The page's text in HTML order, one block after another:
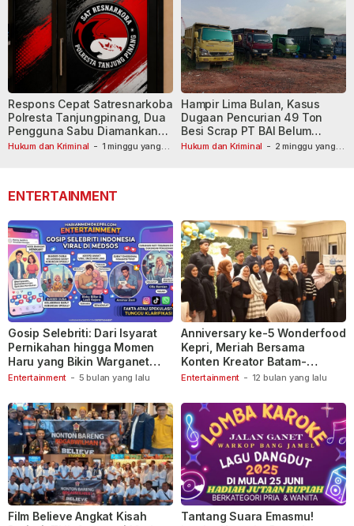
Hukum dan Kriminal - 1 minggu yang
Respons Cepat Satresnarkoba
Polresta Tanjungpinang, Dua
Pengguna Sabu Diamankan
Usai Dilaporkan ke Call Center
Hukum dan Kriminal - 2 minggu yang
Hampir Lima Bulan, Kasus
Dugaan Pencurian 49 Ton
Besi Scrap PT BAI Belum
Tetapkan Tersangka
ENTERTAINMENT
Entertainment - 5 bulan yang lalu
Gosip Selebriti: Dari Isyarat
Pernikahan hingga Momen
Haru yang Bikin Warganet
Berspekulasi
Entertainment - 12 bulan yang lalu
Anniversary ke-5 Wonderfood
Kepri, Meriah Bersama
Konten Kreator Batam-
Tanjungpinang
Film Believe Angkat Kisah
Tantang Suara Emasmu!